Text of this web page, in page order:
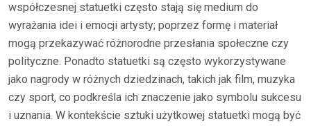
współczesnej statuetki często stają się medium do
wyrażania idei i emocji artysty; poprzez formę i materiał
mogą przekazywać różnorodne przesłania społeczne czy
polityczne. Ponadto statuetki są często wykorzystywane
jako nagrody w różnych dziedzinach, takich jak film, muzyka
czy sport, co podkreśla ich znaczenie jako symbolu sukcesu
i uznania. W kontekście sztuki użytkowej statuetki mogą być